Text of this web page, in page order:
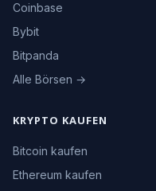
Coinbase
Bybit
Bitpanda
Alle Börsen →
KRYPTO KAUFEN
Bitcoin kaufen
Ethereum kaufen